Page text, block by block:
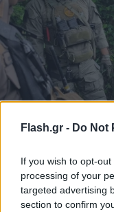
Flash.gr - Do Not
If you wish to opt-
processing of your
targeted advertising
section to confirm
Ταϊλάνδη:
ολόκληρη
οχήματά τους